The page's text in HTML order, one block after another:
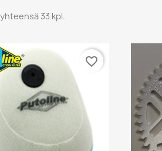
33 kpl.
favorite_border